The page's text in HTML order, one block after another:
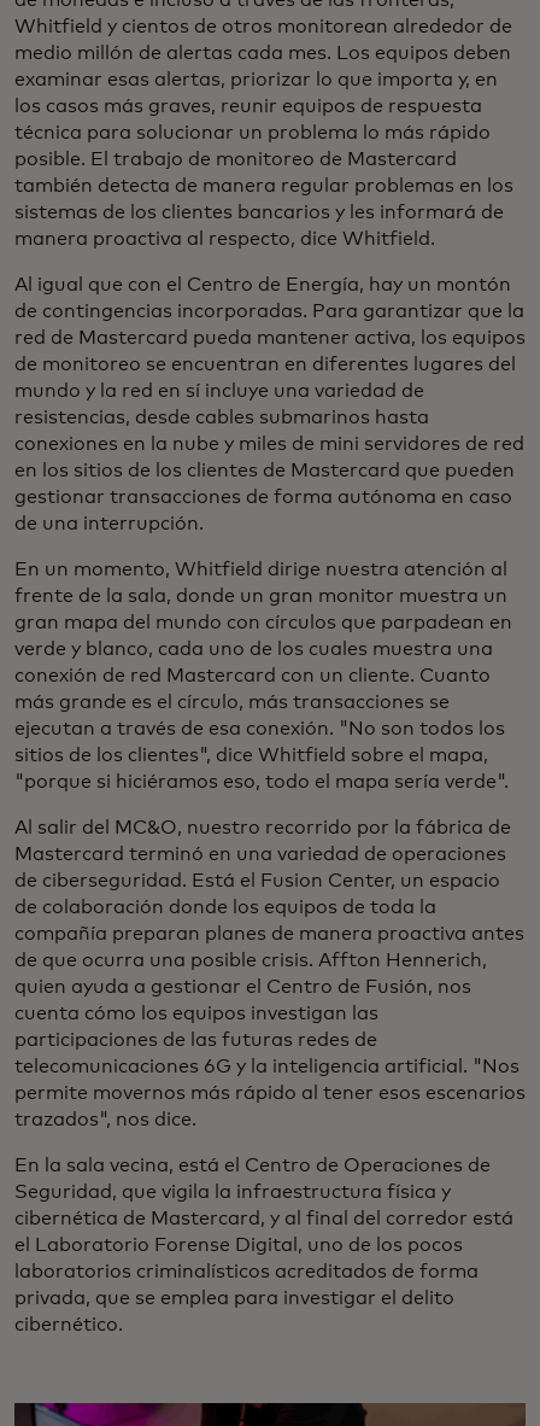
Whitfield y cientos de otros monitorean alrededor de
medio millón de alertas cada mes. Los equipos deben
examinar esas alertas, priorizar lo que importa y, en
los casos más graves, reunir equipos de respuesta
técnica para solucionar un problema lo más rápido
posible. El trabajo de monitoreo de Mastercard
también detecta de manera regular problemas en los
sistemas de los clientes bancarios y les informará de
manera proactiva al respecto, dice Whitfield.
Al igual que con el Centro de Energía, hay un montón
de contingencias incorporadas. Para garantizar que la
red de Mastercard pueda mantener activa, los equipos
de monitoreo se encuentran en diferentes lugares del
mundo y la red en sí incluye una variedad de
resistencias, desde cables submarinos hasta
conexiones en la nube y miles de mini servidores de red
en los sitios de los clientes de Mastercard que pueden
gestionar transacciones de forma autónoma en caso
de una interrupción.
En un momento, Whitfield dirige nuestra atención al
frente de la sala, donde un gran monitor muestra un
gran mapa del mundo con círculos que parpadean en
verde y blanco, cada uno de los cuales muestra una
conexión de red Mastercard con un cliente. Cuanto
más grande es el círculo, más transacciones se
ejecutan a través de esa conexión. "No son todos los
sitios de los clientes", dice Whitfield sobre el mapa,
"porque si hiciéramos eso, todo el mapa sería verde".
Al salir del MC&O, nuestro recorrido por la fábrica de
Mastercard terminó en una variedad de operaciones
de ciberseguridad. Está el Fusion Center, un espacio
de colaboración donde los equipos de toda la
compañía preparan planes de manera proactiva antes
de que ocurra una posible crisis. Affton Hennerich,
quien ayuda a gestionar el Centro de Fusión, nos
cuenta cómo los equipos investigan las
participaciones de las futuras redes de
telecomunicaciones 6G y la inteligencia artificial. "Nos
permite movernos más rápido al tener esos escenarios
trazados", nos dice.
En la sala vecina, está el Centro de Operaciones de
Seguridad, que vigila la infraestructura física y
cibernética de Mastercard, y al final del corredor está
el Laboratorio Forense Digital, uno de los pocos
laboratorios criminalísticos acreditados de forma
privada, que se emplea para investigar el delito
cibernético.